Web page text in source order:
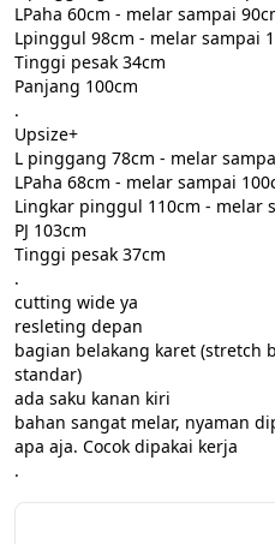
LPaha 60cm - melar sampai
Lpinggul 98cm - melar sampai
Tinggi pesak 34cm
Panjang 100cm
.
Upsize+
L pinggang 78cm - melar
LPaha 68cm - melar sampai
Lingkar pinggul 110cm - melar
PJ 103cm
Tinggi pesak 37cm
.
️cutting wide ya
️resleting depan
️bagian belakang karet (stretch
standar)
️ada saku kanan kiri
️bahan sangat melar, nyaman
apa aja. Cocok dipakai kerja
.